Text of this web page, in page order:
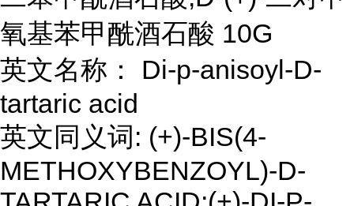
氧基苯甲酰酒石酸 10G
英文名称： Di-p-anisoyl-D-
tartaric acid
英文同义词: (+)-BIS(4-
METHOXYBENZOYL)-D-